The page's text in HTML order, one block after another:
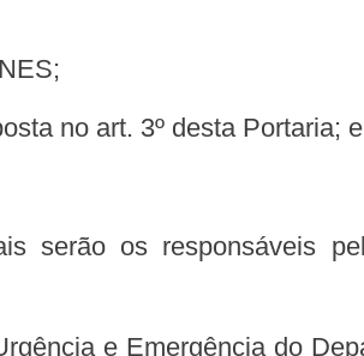
no art. 3º desta Portaria; e